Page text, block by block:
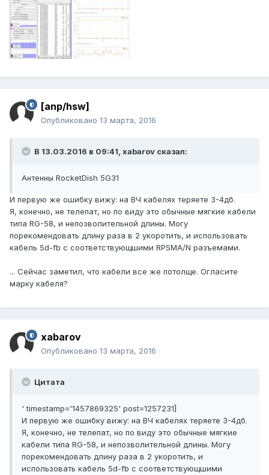
[anp/hsw]
Опубликовано 13 марта, 2016
В 13.03.2016 в 09:41, xabarov сказал:
Антенны RocketDish 5G31
И первую же ошибку вижу: на ВЧ кабелях теряете 3-4дб.
Я, конечно, не телепат, но по виду это обычные мягкие кабели
типа RG-58, и непозволительной длины. Могу
порекомендовать длину раза в 2 укоротить, и использовать
кабель 5d-fb с соответствующшими RPSMA/N разъемами.
... Сейчас заметил, что кабели все же потолще. Огласите
марку кабеля?
xabarov
Опубликовано 13 марта, 2016
Цитата
' timestamp='1457869325' post=1257231]
И первую же ошибку вижу: на ВЧ кабелях теряете 3-4дб.
Я, конечно, не телепат, но по виду это обычные мягкие
кабели типа RG-58, и непозволительной длины. Могу
порекомендовать длину раза в 2 укоротить, и
использовать кабель 5d-fb с соответствующшими